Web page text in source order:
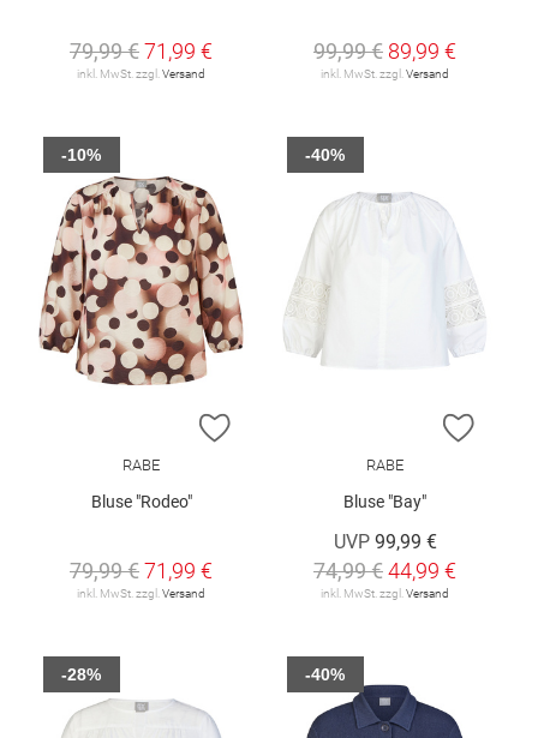
79,99 €71,99 €
inkl. MwSt. zzgl. Versand
99,99 € 89,99 €
inkl. MwSt. zzgl. Versand
ZUR WUNSCHLISTE HINZUFÜGEN
RABE
Bluse "Rodeo"
79,99 €71,99 €
inkl. MwSt. zzgl. Versand
-10%
ZUR
RABE
Bluse "Bay"
UVP 99,99 €
74,99 €44,99 €
inkl. MwSt. zzgl. Versand
-40%
-28% -40%